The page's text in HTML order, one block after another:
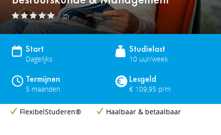
(0)
Start
Dagelijks
Studielast
10 uur/week
Termijnen
5 maanden
Lesgeld
€ 109,95 p/m
FlexibelStuderen® Haalbaar & betaalbaar